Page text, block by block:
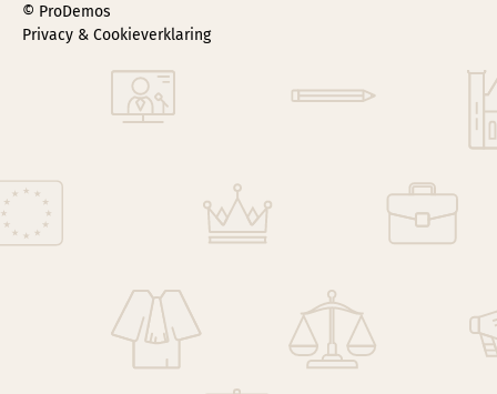
© ProDemos
Privacy & Cookieverklaring